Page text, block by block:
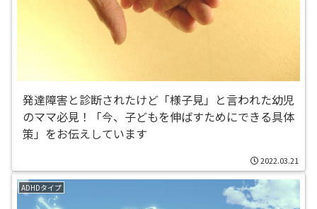
発達障害と診断されたけど「様子見」と言われた幼児
のママ必見！「今、子どもを伸ばすためにできる具体
策」をお伝えしています
2022.03.21
ADHDタイプ